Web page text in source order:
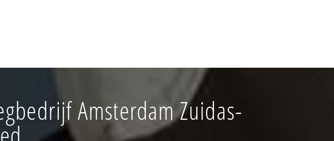
Amsterdam Zuidas-